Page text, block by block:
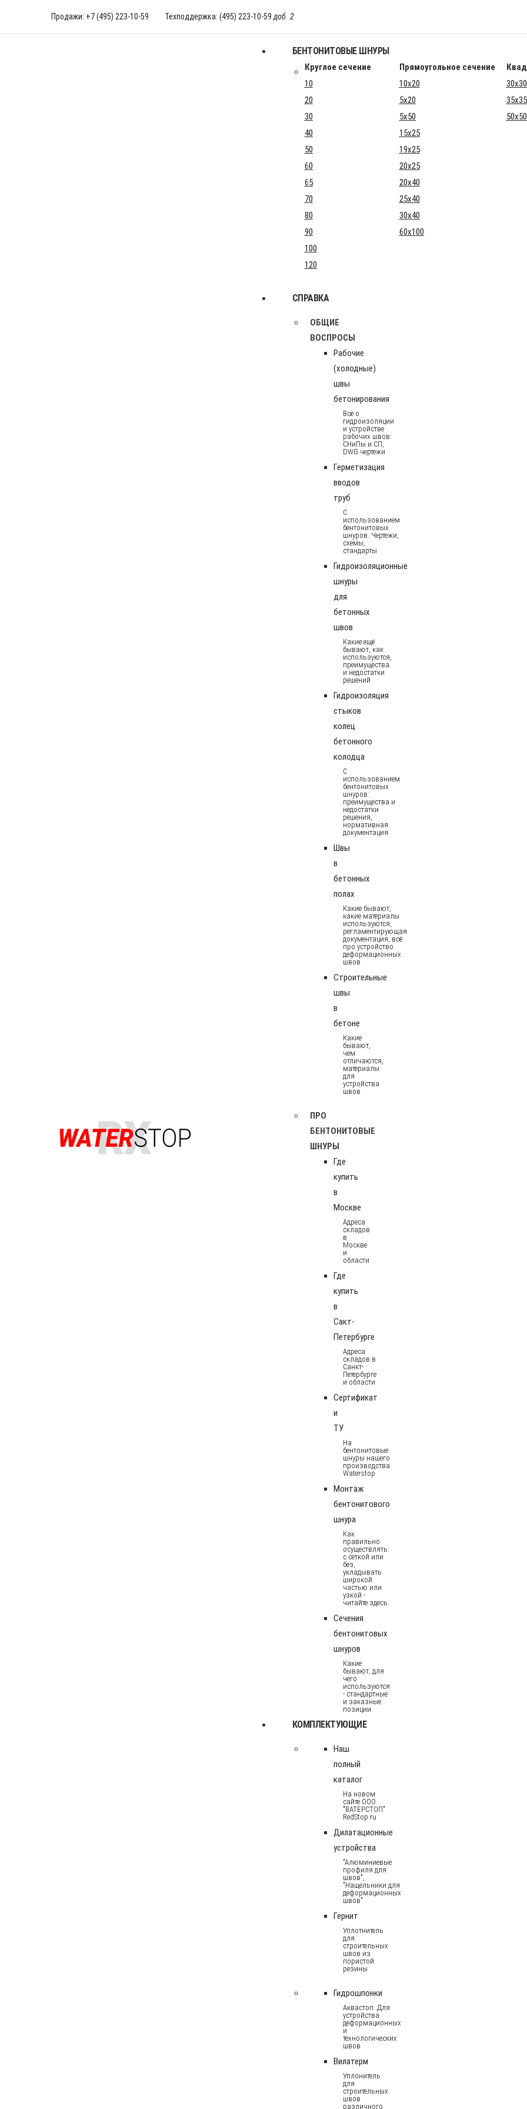
Продажи: +7 (495) 223-10-59 Техподдержка: (495) 223-10-59 доб. 2
БЕНТОНИТОВЫЕ ШНУРЫ
Круглое сечение Прямоугольное сечение
10
10x20
30x30
20
5x20
35x35
30
5x50
50x50
40
15x25
50
19x25
60
20x25
65
20x40
70
25x40
80
30x40
90
60x100
100
120
СПРАВКА
ОБЩИЕ
ВОСПРОСЫ
Рабочие
(холодные)
швы
бетонирования
Всё о
гидроизоляции
и устройстве
рабочих швов:
СНиПы и СП,
DWG чертежи
Герметизация
вводов
труб
С
использованием
бентонитовых
шнуров. Чертежи,
схемы,
стандарты
Гидроизоляционные
шнуры
для
бетонных
швов
Какие ещё
бывают, как
используются,
преимущества
и недостатки
решений
Гидроизоляция
стыков
колец
бетонного
колодца
С
использованием
бентонитовых
шнуров:
преимущества и
недостатки
решения,
нормативная
документация
Швы
в
бетонных
полах
Какие бывают,
какие материалы
используются,
регламентирующая
документация, всё
про устройство
деформационных
швов
Строительные
швы
в
бетоне
Какие
бывают,
чем
отличаются,
материалы
для
устройства
швов
ПРО
БЕНТОНИТОВЫЕ
ШНУРЫ
Где
купить
в
Москве
Адреса
складов
в
Москве
и
области
Где
купить
в
Сакт-
Петербурге
Адреса
складов в
Санкт-
Петербурге
и области
Сертификат
и
ТУ
На
бентонитовые
шнуры нашего
производства
Waterstop
Монтаж
бентонитового
шнура
Как
правильно
осуществлять:
с сеткой или
без,
укладывать
широкой
частью или
узкой -
читайте здесь.
Сечения
бентонитовых
шнуров
Какие
бывают, для
чего
используются
- стандартные
и заказные
позиции
КОМПЛЕКТУЮЩИЕ
Наш
полный
каталог
На новом
сайте ООО
"ВАТЕРСТОП"
RedStop.ru
Дилатационные
устройства
"Алюминиевые
профиля для
швов",
"Нащельники для
деформационных
швов"
Гернит
Уплотнитель
для
строительных
швов из
пористой
резины
Гидрошпонки
Аквастоп. Для
устройства
деформационных
и
технологических
швов
Вилатерм
Уплонитель
для
строительных
швов
различного